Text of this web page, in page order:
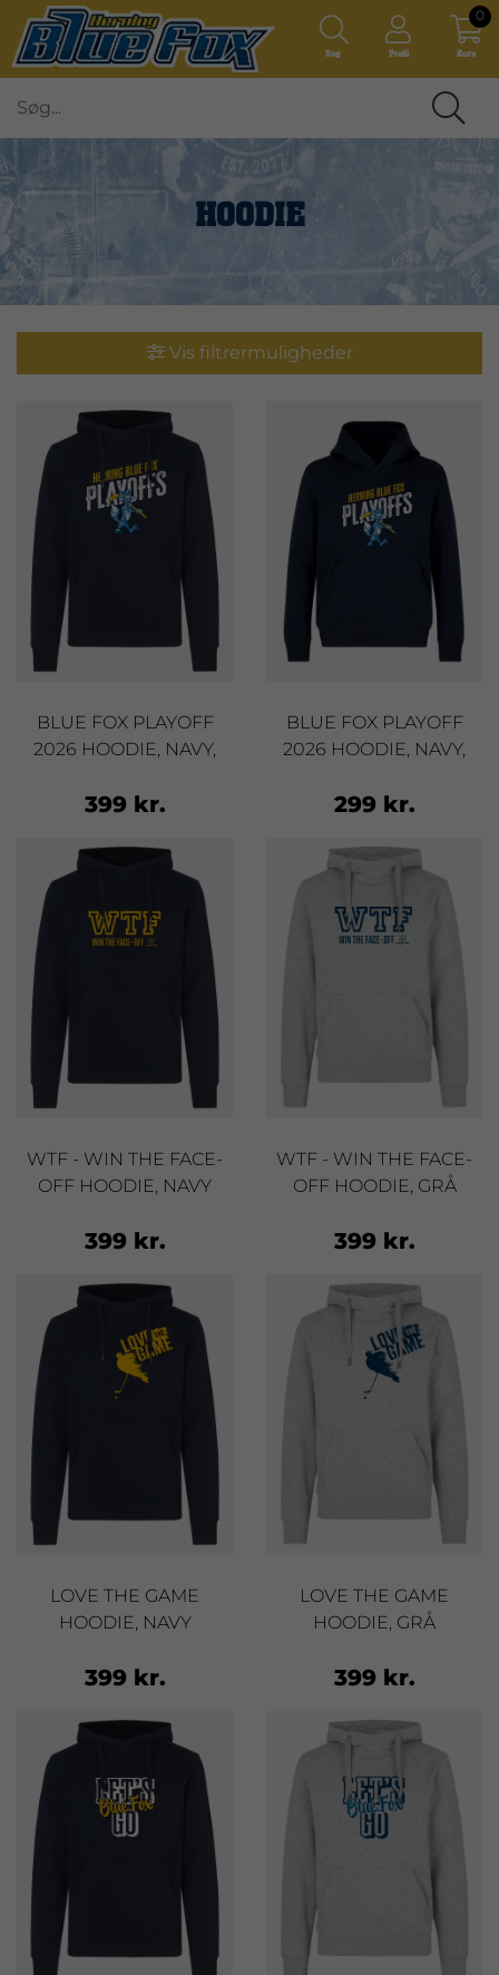
Søg Profil Kurv
0
HOODIE
Vis filtrermuligheder
BLUE FOX PLAYOFF
2026 HOODIE, NAVY,
399 kr.
BLUE FOX PLAYOFF
2026 HOODIE, NAVY,
299 kr.
WTF - WIN THE FACE-
OFF HOODIE, NAVY
399 kr.
WTF - WIN THE FACE-
OFF HOODIE, GRÅ
399 kr.
LOVE THE GAME
HOODIE, NAVY
399 kr.
LOVE THE GAME
HOODIE, GRÅ
399 kr.